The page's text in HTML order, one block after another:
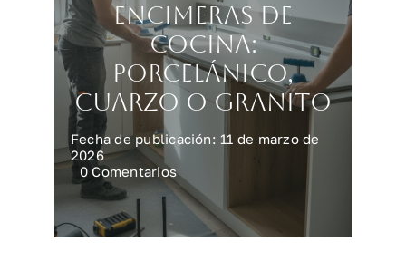
Encimeras de
cocina:
porcelánico,
cuarzo o granito
Fecha de publicación: 11 de marzo de
2026
0 Comentarioson
Encimeras
de
cocina:
porcelánico,